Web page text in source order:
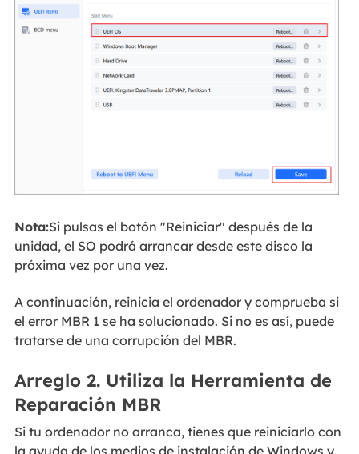
Nota:Si pulsas el botón "Reiniciar" después de la
unidad, el SO podrá arrancar desde este disco la
próxima vez por una vez.
A continuación, reinicia el ordenador y comprueba si
el error MBR 1 se ha solucionado. Si no es así, puede
tratarse de una corrupción del MBR.
Arreglo 2. Utiliza la Herramienta de
Reparación MBR
Si tu ordenador no arranca, tienes que reiniciarlo con